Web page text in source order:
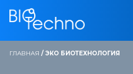
ГЛАВНАЯ / ЭКО БИОТЕХНОЛОГИЯ